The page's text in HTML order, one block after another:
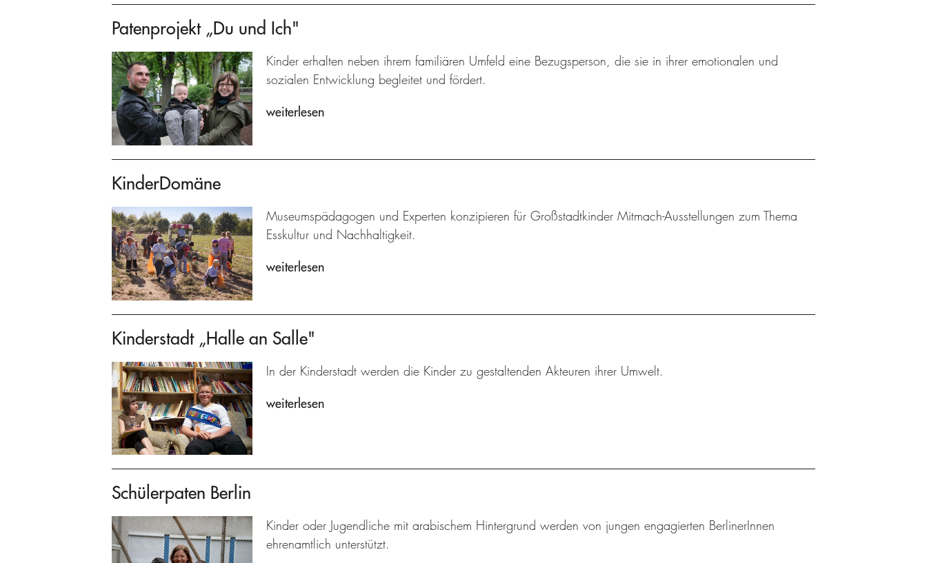
Patenprojekt „Du und Ich"
Kinder erhalten neben ihrem familiären Umfeld eine Bezugsperson, die sie in ihrer emotionalen und
sozialen Entwicklung begleitet und fördert.
weiterlesen
KinderDomäne
Museumspädagogen und Experten konzipieren für Großstadtkinder Mitmach-Ausstellungen zum Thema
Esskultur und Nachhaltigkeit.
weiterlesen
Kinderstadt „Halle an Salle"
In der Kinderstadt werden die Kinder zu gestaltenden Akteuren ihrer Umwelt.
weiterlesen
Schülerpaten Berlin
Kinder oder Jugendliche mit arabischem Hintergrund werden von jungen engagierten BerlinerInnen
ehrenamtlich unterstützt.